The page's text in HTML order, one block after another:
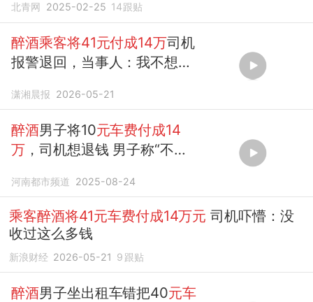
北青网 2025-02-25 14跟贴
醉酒乘客将41元付成14万司机
报警退回，当事人：我不想出
潇湘晨报 2026-05-21
醉酒男子将10元车费付成14
万 ，司机想退钱 男子称“不用
河南都市频道 2025-08-24
乘客醉酒将41元车费付成14万元 司机吓懵：没
收过这么多钱
新浪财经 2026-05-21 9 跟贴
醉酒男子坐出租车错把40元车